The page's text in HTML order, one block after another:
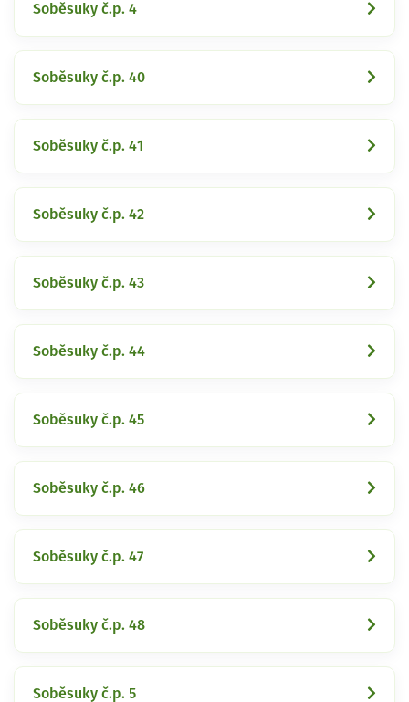
Soběsuky č.p. 4
Soběsuky č.p. 40
Soběsuky č.p. 41
Soběsuky č.p. 42
Soběsuky č.p. 43
Soběsuky č.p. 44
Soběsuky č.p. 45
Soběsuky č.p. 46
Soběsuky č.p. 47
Soběsuky č.p. 48
Soběsuky č.p. 5